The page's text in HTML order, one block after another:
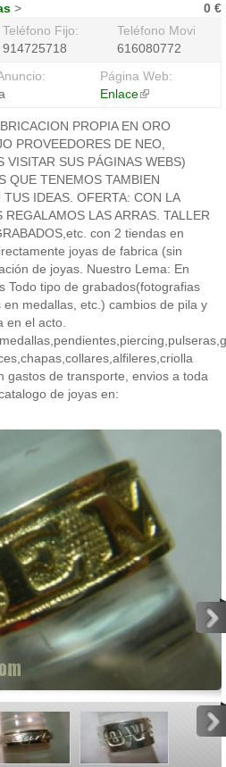
0 €
>
Teléfono Fijo:
914725718
Teléfono Movil:
616080772
Página Web:
Enlace(link
external)
PROPIA EN ORO
PROVEEDORES DE NEO,
VISITAR SUS PÁGINAS WEBS)
QUE TENEMOS TAMBIEN
IDEAS. OFERTA: CON LA
LAS ARRAS. TALLER
con 2 tiendas en
joyas de fabrica (sin
de joyas. Nuestro Lema: En
Todo tipo de grabados(fotografias
medallas, etc.) cambios de pila y
en el acto.
gastos de transporte, envios a toda
de joyas en:
>